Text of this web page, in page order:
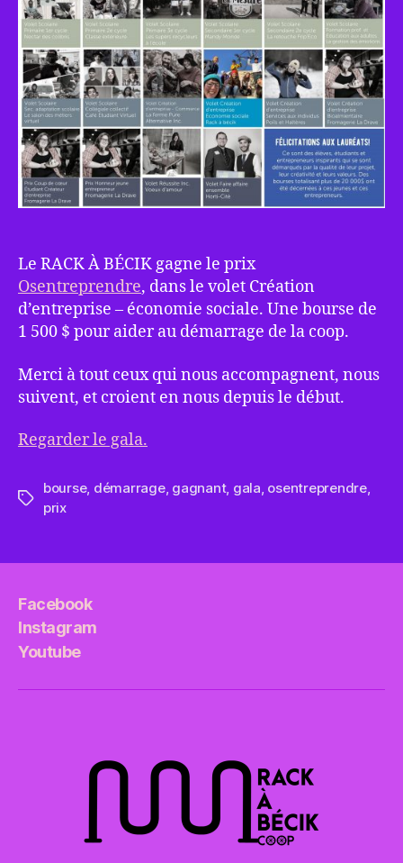
Le RACK À BÉCIK gagne le prix
Osentreprendre, dans le volet Création
d’entreprise – économie sociale. Une bourse de
1 500 $ pour aider au démarrage de la coop.
Merci à tout ceux qui nous accompagnent, nous
suivent, et croient en nous depuis le début.
Regarder le gala.
Étiquettes
bourse, démarrage, gagnant, gala, osentreprendre,
prix
Facebook
Instagram
Youtube